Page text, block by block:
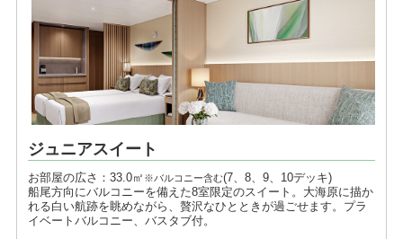
ジュニアスイート
お部屋の広さ：33.0㎡ ※バルコニー含む(7、8、9、10デッキ)
船尾方向にバルコニーを備えた8室限定のスイート。大海原に描か
れる白い航跡を眺めながら、贅沢なひとときが過ごせます。プラ
イベートバルコニー、バスタブ付。